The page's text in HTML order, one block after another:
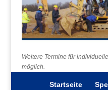
Weitere Termine für
möglich.
Startseite